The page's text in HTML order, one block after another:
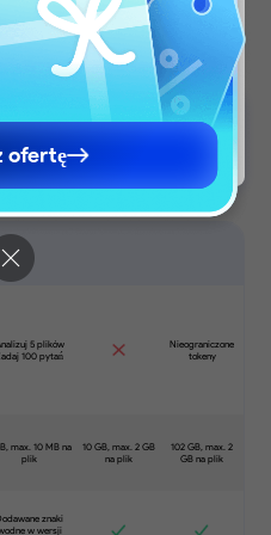
and events.
English Site
English Site
za darmo
ofertę